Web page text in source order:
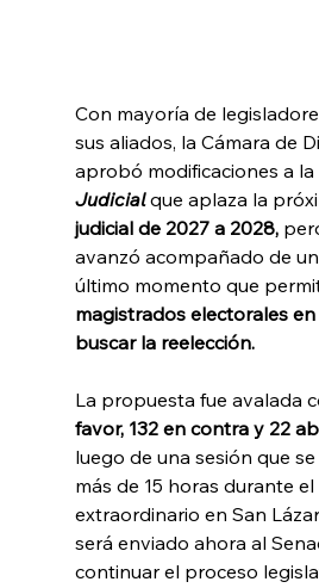
Con mayoría de
sus aliados, la Cámara de
aprobó modificaciones a la
Judicial que aplaza la
judicial de 2027 a 2028,
avanzó acompañado de
último momento que
magistrados electorales
buscar la reelección.
La propuesta fue avalada
favor, 132 en contra y 22
luego de una sesión que
más de 15 horas durante
extraordinario en San
será enviado ahora al
continuar el proceso